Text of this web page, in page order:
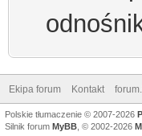
Ekipa forum Kontakt
Polskie tłumaczenie © 2007-2026
Silnik forum MyBB , © 2002-2026